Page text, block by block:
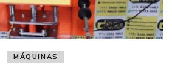
MÁQUINAS